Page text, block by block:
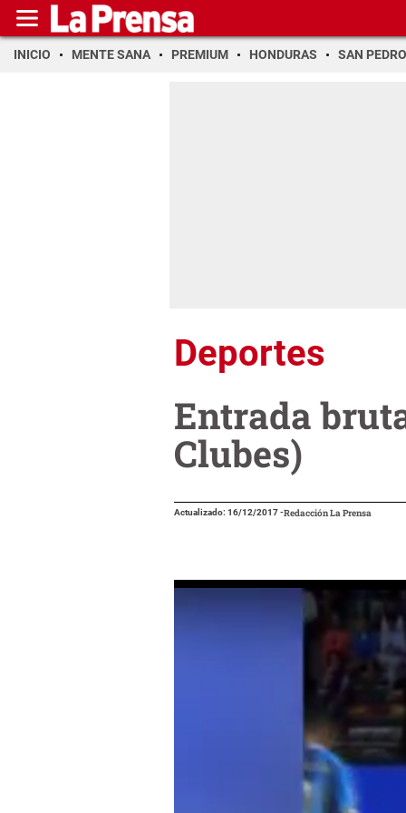
INICIO MENTE SANA PREMIUM HONDURAS SAN PEDRO
Deportes
Entrada
Clubes)
Actualizado: 16/12/2017-Redacción La Prensa